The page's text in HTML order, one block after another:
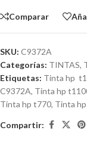
Comparar
SKU: C9372A
Categorías: TINTAS,
Etiquetas: Tinta hp
C9372A, Tinta hp
Tinta hp t770, Tinta
Compartir: